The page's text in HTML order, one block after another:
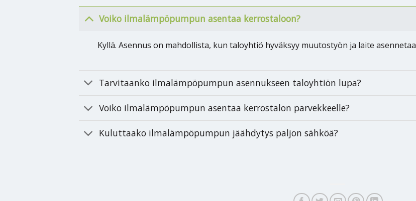
Voiko ilmalämpöpumpun asentaa kerrostaloon?
Kyllä. Asennus on mahdollista, kun taloyhtiö hyväksyy muutostyön ja laite
Tarvitaanko ilmalämpöpumpun asennukseen taloyhtiön lupa?
Voiko ilmalämpöpumpun asentaa kerrostalon parvekkeelle?
Kuluttaako ilmalämpöpumpun jäähdytys paljon sähköä?